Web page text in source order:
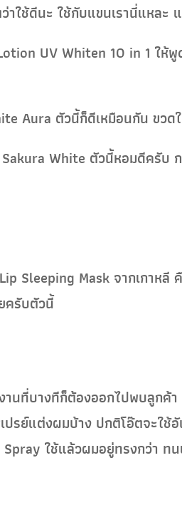
ใช้ดีนะ ใช้กับแขนเรานี่แหละ
UV Whiten 10 in 1 ให้
Aura ตัวนี้ก็ดีเหมือนกัน ขวด
White ตัวนี้หอมดีครับ
Sleeping Mask จากเกาห
ครับตัวนี้
นที่บางทีก็ต้องออกไปพบลูกค้
ปรย์แต่งผมบ้าง ปกติโอ๊ตจะใ
ใช้แล้วผมอยู่ทรงกว่า